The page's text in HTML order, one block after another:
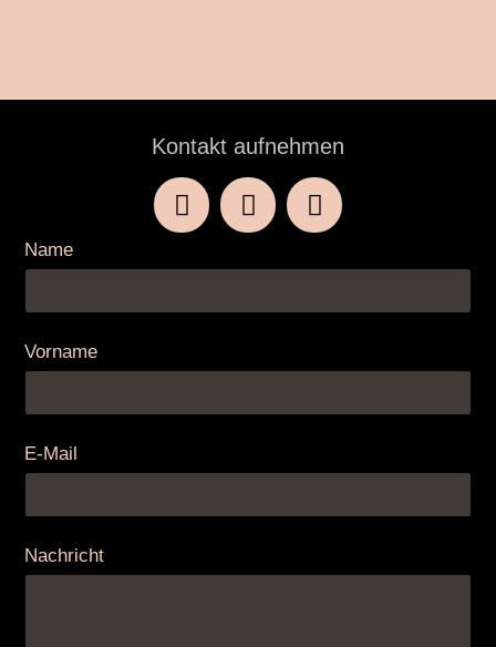
Kontakt aufnehmen
Name
Vorname
E-Mail
Nachricht